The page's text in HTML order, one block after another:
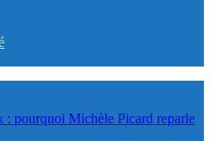
: pourquoi Michèle Picard reparle